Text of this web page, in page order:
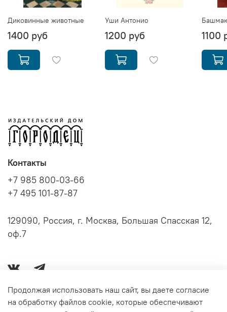
Диковинные животные
1400 руб
Уши Антонио
1200 руб
Башмак
1100
Серии книг
Контакты
+7 985 800-03-66
+7 495 101-87-87
129090, Россия, г. Москва, Большая Спасская 12,
оф.7
Продолжая использовать наш сайт, вы даете согласие
на обработку файлов cookie, которые обеспечивают